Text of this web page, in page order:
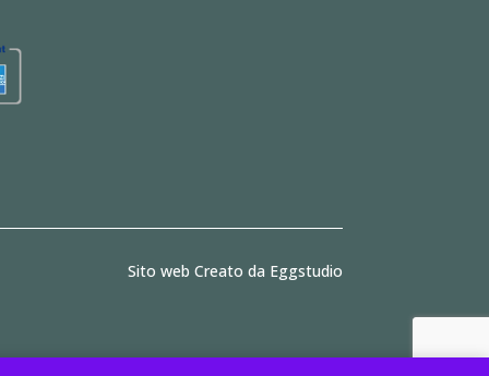
Sito web Creato da Eggstudio